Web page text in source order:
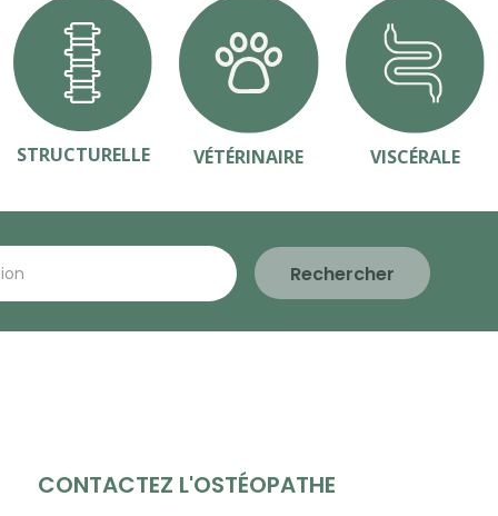
STRUCTURELLE VÉTÉRINAIRE VISCÉRALE
Rechercher
CONTACTEZ L'OSTÉOPATHE